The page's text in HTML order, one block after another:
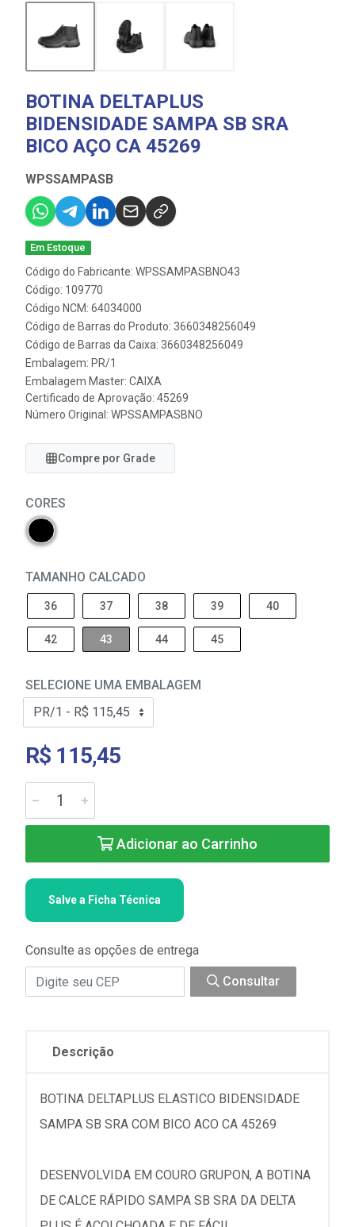
BOTINA DELTAPLUS
BIDENSIDADE SAMPA SB SRA
BICO AÇO CA 45269
WPSSAMPASB
Em Estoque
Código do Fabricante: WPSSAMPASBNO43
Código: 109770
Código NCM: 64034000
Código de Barras do Produto: 3660348256049
Código de Barras da Caixa: 3660348256049
Embalagem: PR/1
Embalagem Master: CAIXA
Certificado de Aprovação: 45269
Número Original: WPSSAMPASBNO
Compre por Grade
CORES
TAMANHO CALCADO
36 37 38 39 40
42 43 44 45
SELECIONE UMA EMBALAGEM
R$ 115,45
Adicionar ao Carrinho
Salve a Ficha Técnica
Consulte as opções de entrega
Consultar
Descrição
BOTINA DELTAPLUS ELASTICO BIDENSIDADE
SAMPA SB SRA COM BICO ACO CA 45269
DESENVOLVIDA EM COURO GRUPON, A BOTINA
DE CALCE RÁPIDO SAMPA SB SRA DA DELTA